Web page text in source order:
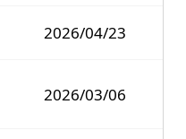
2026/04/23
2026/03/06